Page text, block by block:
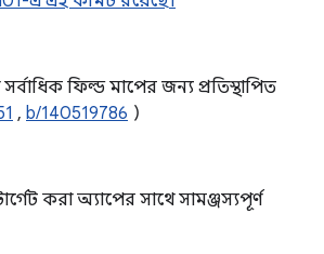
ফিল্ড মাপের জন্য প্রতিস্থাপিত
, b/140519786 )
করা অ্যাপের সাথে সামঞ্জস্যপূর্ণ